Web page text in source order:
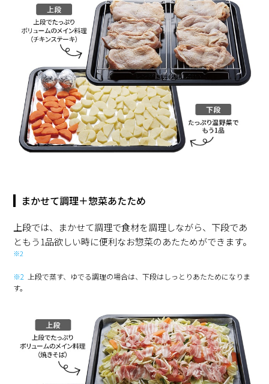
まかせて調理＋惣菜あたため
上段では、まかせて調理で食材を調理しながら、下段であ
ともう1品欲しい時に便利なお惣菜のあたためができます。
※2
※2
上段で蒸す、ゆでる調理の場合は、下段はしっとりあたためになりま
す。